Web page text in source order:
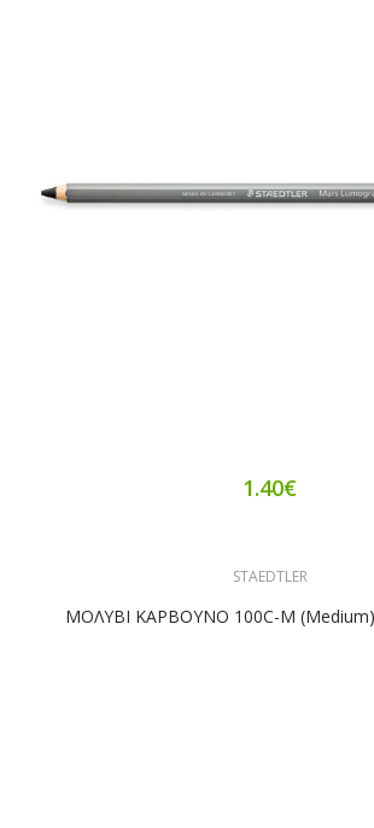
1.40€
STAEDTLER
ΜΟΛΥΒΙ ΚΑΡΒΟΥΝΟ 100C-M (medium)